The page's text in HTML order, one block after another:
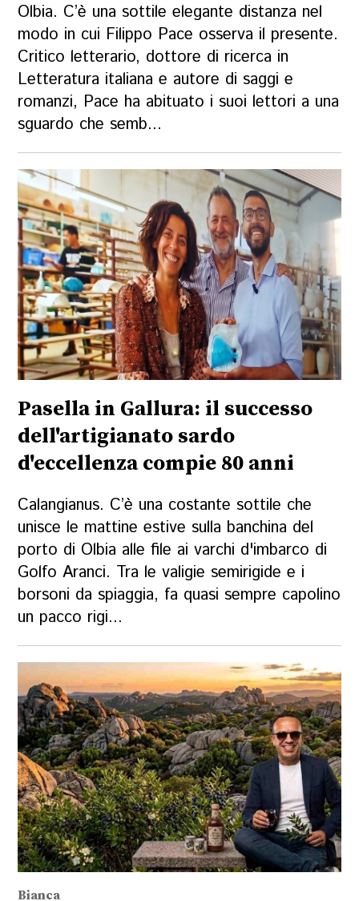
Olbia. C’è una sottile elegante distanza nel
modo in cui Filippo Pace osserva il presente.
Critico letterario, dottore di ricerca in
Letteratura italiana e autore di saggi e
romanzi, Pace ha abituato i suoi lettori a una
sguardo che semb...
Pasella in Gallura: il successo
dell'artigianato sardo
d'eccellenza compie 80 anni
Calangianus. C’è una costante sottile che
unisce le mattine estive sulla banchina del
porto di Olbia alle file ai varchi d'imbarco di
Golfo Aranci. Tra le valigie semirigide e i
borsoni da spiaggia, fa quasi sempre capolino
un pacco rigi...
Bianca